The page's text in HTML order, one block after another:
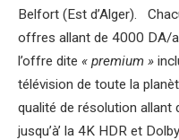
Belfort (Est d’Alger).
offres allant de 4000 DA/
l’offre dite « premium »
télévision de toute la
qualité de résolution allant
jusqu’à’ la 4K HDR et